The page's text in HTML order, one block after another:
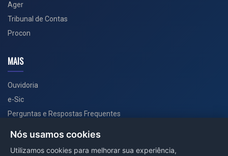
Ager
Tribunal de Contas
Procon
MAIS
Ouvidoria
e-Sic
Perguntas e Respostas Frequentes
Nós usamos cookies
Utilizamos cookies para melhorar sua experiência,